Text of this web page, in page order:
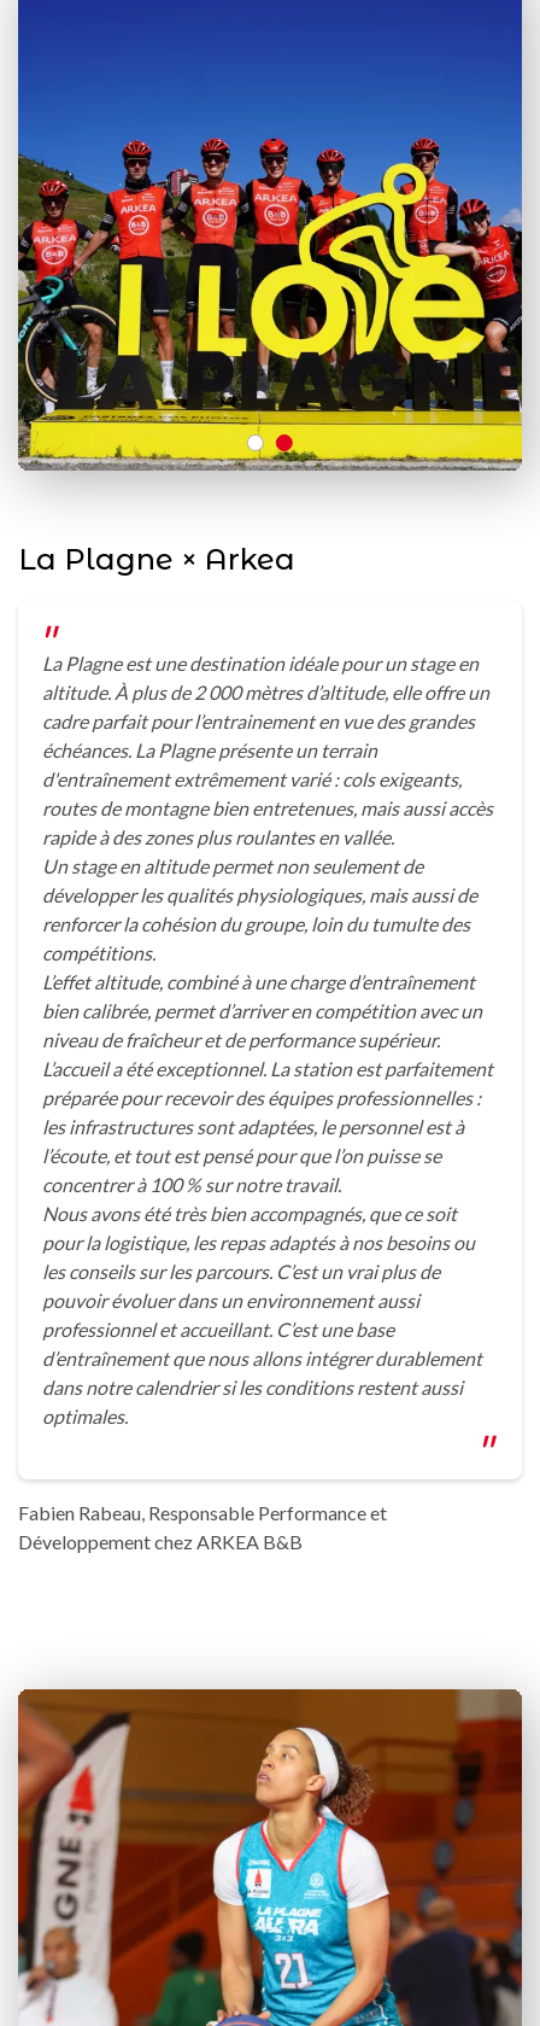
La Plagne × Arkea
La Plagne est une destination idéale pour un stage en
altitude. À plus de 2 000 mètres d’altitude, elle offre un
cadre parfait pour l’entrainement en vue des grandes
échéances. La Plagne présente un terrain
d'entraînement extrêmement varié : cols exigeants,
routes de montagne bien entretenues, mais aussi accès
rapide à des zones plus roulantes en vallée.
Un stage en altitude permet non seulement de
développer les qualités physiologiques, mais aussi de
renforcer la cohésion du groupe, loin du tumulte des
compétitions.
L’effet altitude, combiné à une charge d’entraînement
bien calibrée, permet d’arriver en compétition avec un
niveau de fraîcheur et de performance supérieur.
L’accueil a été exceptionnel. La station est parfaitement
préparée pour recevoir des équipes professionnelles :
les infrastructures sont adaptées, le personnel est à
l’écoute, et tout est pensé pour que l’on puisse se
concentrer à 100 % sur notre travail.
Nous avons été très bien accompagnés, que ce soit
pour la logistique, les repas adaptés à nos besoins ou
les conseils sur les parcours. C’est un vrai plus de
pouvoir évoluer dans un environnement aussi
professionnel et accueillant. C’est une base
d’entraînement que nous allons intégrer durablement
dans notre calendrier si les conditions restent aussi
optimales.
Fabien Rabeau, Responsable Performance et
Développement chez ARKEA B&B